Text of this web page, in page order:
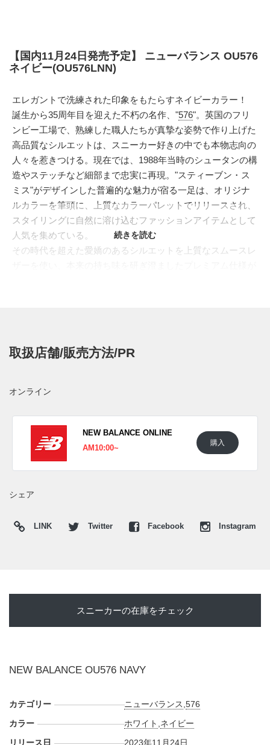
【国内11月24日発売予定】 ニューバランス OU576
ネイビー(OU576LNN)
エレガントで洗練された印象をもたらすネイビーカラー！
誕生から35周年目を迎えた不朽の名作、"576"。英国のフリ
ンビー工場で、熟練した職人たちが真摯な姿勢で作り上げた
高品質なシルエットは、スニーカー好きの中でも本物志向の
人々を惹きつける。現在では、1988年当時のシュータンの構
造やステッチなど細部まで忠実に再現。"スティーブン・ス
ミス"がデザインした普遍的な魅力が宿る一足は、オリジナ
ルカラーを筆頭に、上質なカラーパレットでリリースされ、
スタイリングに自然に溶け込むファッションアイテムとして
人気を集めている。
その時代を超えた愛嬌のあるシルエットを上質なスムースレ
足あたりを良くするなど、細部まで抜かりないこだわりも見
第、スニーカーウォーズのTwitterやFacebookなどで報告した
続きを読む
取扱店舗/販売方法/PR
オンライン
NEW BALANCE ONLINE
AM10:00~
購入
シェア
LINK Twitter Facebook Instagram
スニーカーの在庫をチェック
NEW BALANCE OU576 NAVY
カテゴリー ニューバランス ,576
カラー
ホワイト ネイビー
リリース日
2023年11月24日